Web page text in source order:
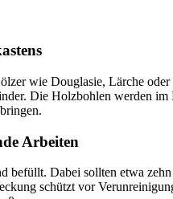
wie Douglasie, Lärche
Die Holzbohlen werden
Arbeiten
befüllt. Dabei sollten etwa
schützt vor